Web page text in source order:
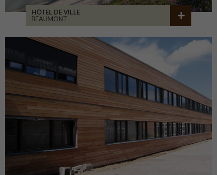
HÔTEL DE VILLE
BEAUMONT